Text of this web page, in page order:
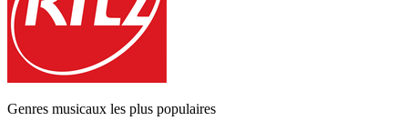
Genres musicaux les plus populaires